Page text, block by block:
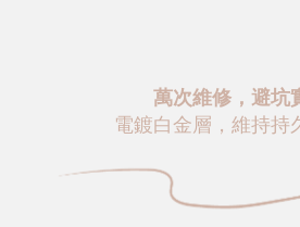
萬次維修，避坑
電鍍白金層，維持持